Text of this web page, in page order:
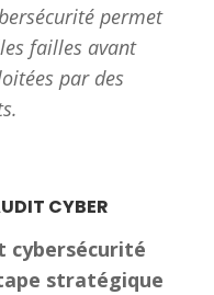
permet
failles avant
par des
CYBER
cybersécurité
stratégique